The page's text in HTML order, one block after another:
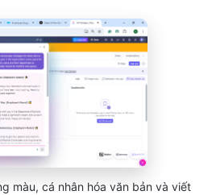
màu, cá nhân hóa văn bản và viết